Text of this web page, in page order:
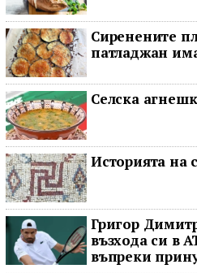
Сиренените
патладжан
Селска
Историята на
Григор
възхода си в
въпреки